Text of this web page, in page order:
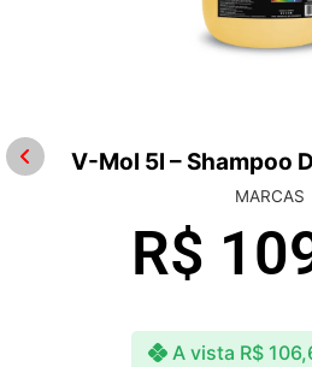
V-Mol 5l – Shampoo
MARCAS
R$
A vista R$